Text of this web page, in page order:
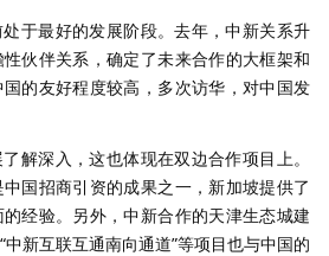
于最好的发展阶段。去年，中新关系升
伙伴关系，确定了未来合作的大框架和
的友好程度较高，多次访华，对中国发
解深入，这也体现在双边合作项目上。
国招商引资的成果之一，新加坡提供了
经验。另外，中新合作的天津生态城建
新互联互通南向通道”等项目也与中国的